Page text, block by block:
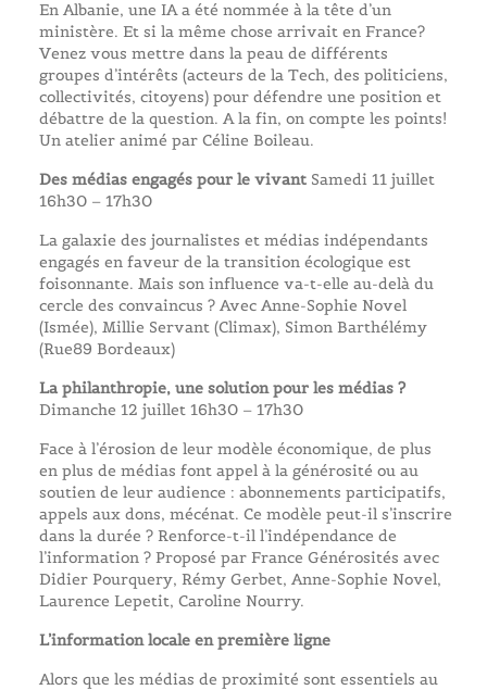
En Albanie, une IA a été nommée à la tête d’un
ministère. Et si la même chose arrivait en France?
Venez vous mettre dans la peau de différents
groupes d’intérêts (acteurs de la Tech, des politiciens,
collectivités, citoyens) pour défendre une position et
débattre de la question. A la fin, on compte les points!
Un atelier animé par Céline Boileau.
Des médias engagés pour le vivantSamedi 11 juillet
16h30 – 17h30
La galaxie des journalistes et médias indépendants
engagés en faveur de la transition écologique est
foisonnante. Mais son influence va-t-elle au-delà du
cercle des convaincus ? Avec Anne-Sophie Novel
(Ismée), Millie Servant (Climax), Simon Barthélémy
(Rue89 Bordeaux)
La philanthropie, une solution pour les médias ?
Dimanche 12 juillet 16h30 – 17h30
Face à l’érosion de leur modèle économique, de plus
en plus de médias font appel à la générosité ou au
soutien de leur audience : abonnements participatifs,
appels aux dons, mécénat. Ce modèle peut-il s’inscrire
dans la durée ? Renforce-t-il l’indépendance de
l’information ? Proposé par France Générosités avec
Didier Pourquery, Rémy Gerbet, Anne-Sophie Novel,
Laurence Lepetit, Caroline Nourry.
L’information locale en première ligne
Alors que les médias de proximité sont essentiels au